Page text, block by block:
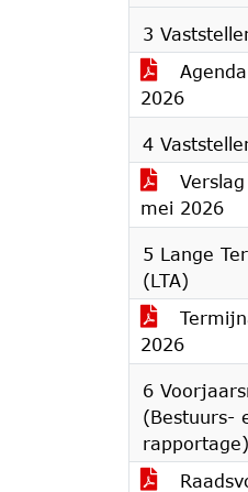
3
2026
4
mei 2026
5 Lange
(LTA)
2026
6
(Bestuurs-
rapportage)